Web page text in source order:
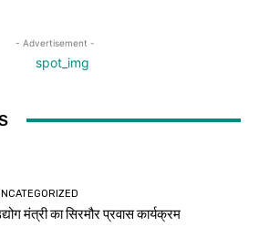
- Advertisement -
मंत्री का सिरमौर प्रवास कार्यक्रम